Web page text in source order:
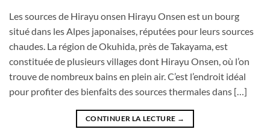
Les sources de Hirayu onsen Hirayu Onsen est un bourg
situé dans les Alpes japonaises, réputées pour leurs sources
chaudes. La région de Okuhida, près de Takayama, est
constituée de plusieurs villages dont Hirayu Onsen, où l’on
trouve de nombreux bains en plein air. C’est l’endroit idéal
pour profiter des bienfaits des sources thermales dans […]
CONTINUER LA LECTURE →